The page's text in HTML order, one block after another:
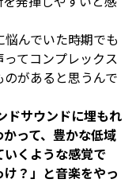
んでいた時期でも
てコンプレックス
があると思うんで
ドサウンドに埋もれ
って、豊かな低域
くような感覚で
け？」と音楽をやっ